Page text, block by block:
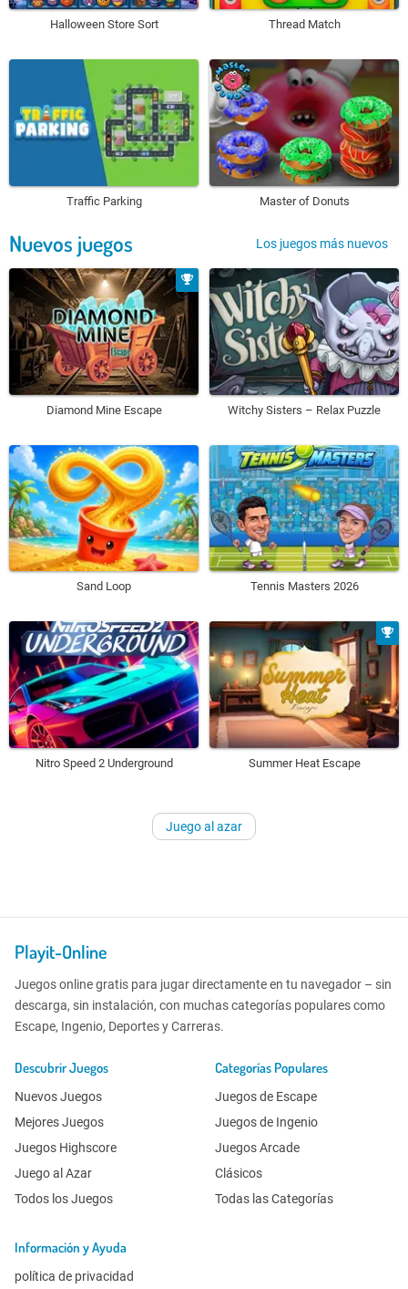
Halloween Store Sort Thread Match
Traffic Parking Master of Donuts
Nuevos juegos Los juegos más nuevos
Diamond Mine Escape Witchy Sisters – Relax Puzzle
Sand Loop Tennis Masters 2026
Nitro Speed 2 Underground Summer Heat Escape
Juego al azar
Playit-Online
Juegos online gratis para jugar directamente en tu navegador – sin
descarga, sin instalación, con muchas categorías populares como
Escape, Ingenio, Deportes y Carreras.
Descubrir Juegos
Nuevos Juegos
Mejores Juegos
Juegos Highscore
Juego al Azar
Todos los Juegos
Categorías Populares
Juegos de Escape
Juegos de Ingenio
Juegos Arcade
Clásicos
Todas las Categorías
Información y Ayuda
política de privacidad